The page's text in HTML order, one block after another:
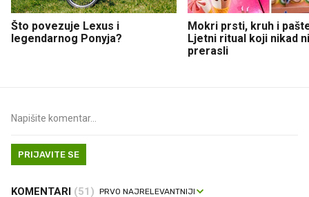
Što povezuje Lexus i
legendarnog Ponyja?
Mokri prsti, kruh i
Ljetni ritual koji nikad
prerasli
PRIJAVITE SE
KOMENTARI (51)